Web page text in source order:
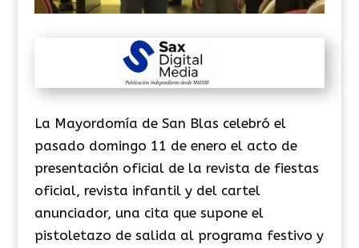
La Mayordomía de San Blas celebró el
pasado domingo 11 de enero el acto de
presentación oficial de la revista de fiestas
oficial, revista infantil y del cartel
anunciador, una cita que supone el
pistoletazo de salida al programa festivo y